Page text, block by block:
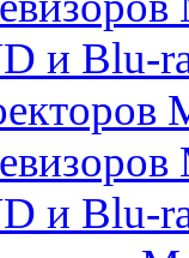
и Blu-
и Blu-